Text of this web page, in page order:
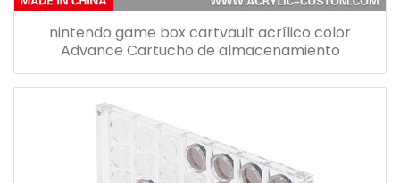
nintendo game box cartvault acrílico color
Advance Cartucho de almacenamiento